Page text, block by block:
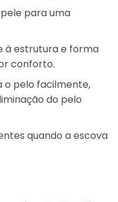
para uma
à estrutura e forma
conforto.
o pelo facilmente,
do pelo
quando a escova